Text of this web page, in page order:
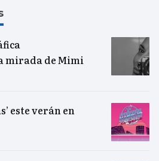
mirada de Mimi
este verán en